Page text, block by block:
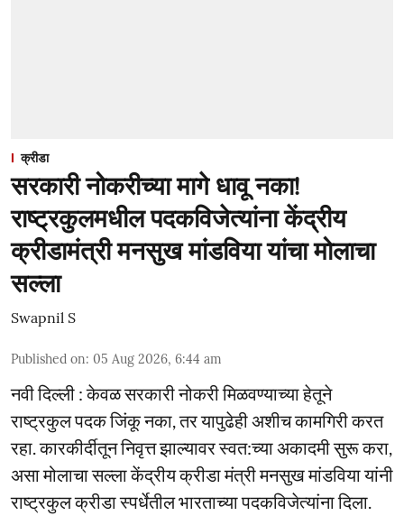
क्रीडा
सरकारी नोकरीच्या मागे धावू नका!
राष्ट्रकुलमधील पदकविजेत्यांना केंद्रीय
क्रीडामंत्री मनसुख मांडविया यांचा मोलाचा
सल्ला
Swapnil S
Published on: 05 Aug 2026, 6:44 am
नवी दिल्ली : केवळ सरकारी नोकरी मिळवण्याच्या हेतूने
राष्ट्रकुल पदक जिंकू नका, तर यापुढेही अशीच कामगिरी करत
रहा. कारकीर्दीतून निवृत्त झाल्यावर स्वत:च्या अकादमी सुरू करा,
असा मोलाचा सल्ला केंद्रीय क्रीडा मंत्री मनसुख मांडविया यांनी
राष्ट्रकुल क्रीडा स्पर्धेतील भारताच्या पदकविजेत्यांना दिला.